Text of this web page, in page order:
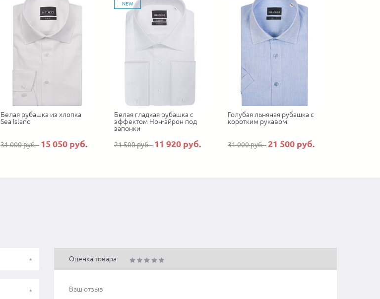
Белая рубашка из хлопка
Sea Island
31 000 руб. 15 050 руб.
NEW
Белая гладкая рубашка с
эффектом Нон-айрон под
запонки
21 500 руб. 11 920 руб.
Голубая льняная рубашка с
коротким рукавом
31 000 руб. 21 500 руб.
Оценка товара: